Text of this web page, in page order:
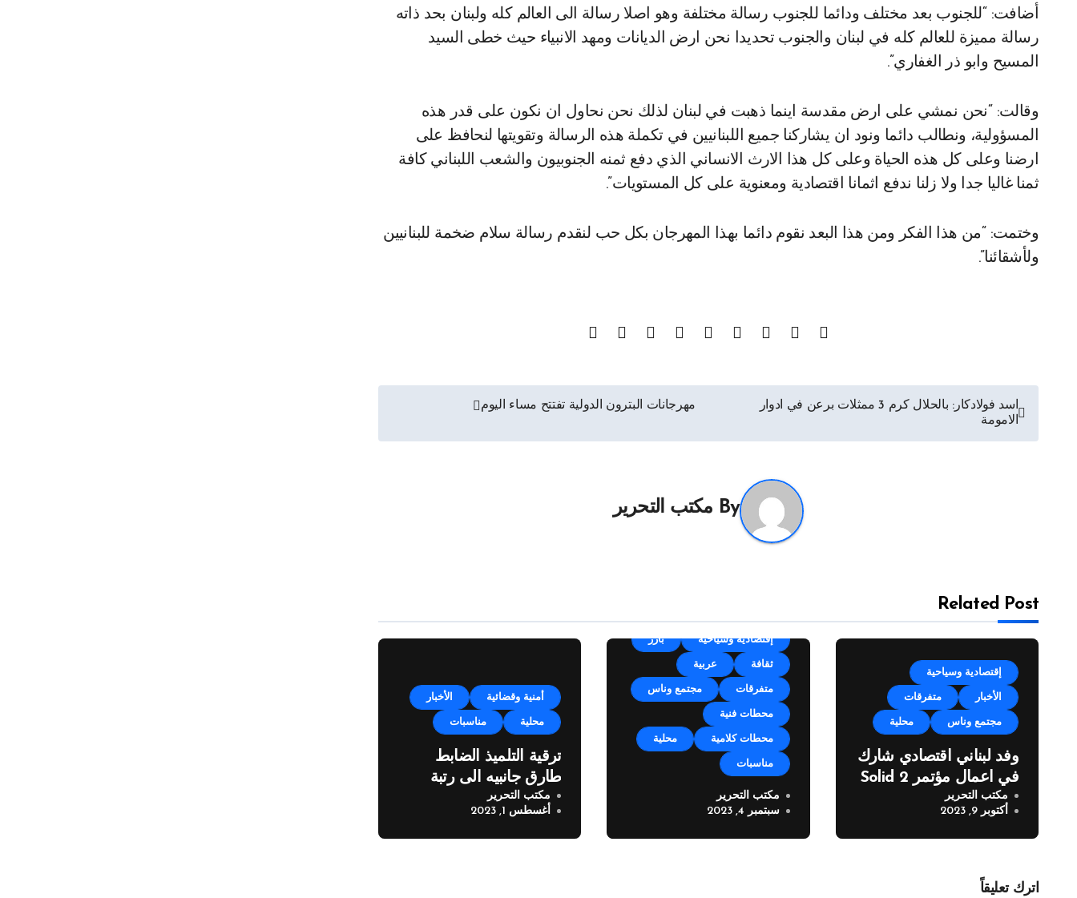
أضافت: “للجنوب بعد مختلف ودائما للجنوب رسالة مختلفة وهو اصلا رسالة الى العالم كله ولبنان بحد ذاته
رسالة مميزة للعالم كله في لبنان والجنوب تحديدا نحن ارض الديانات ومهد الانبياء حيث خطى السيد
المسيح وابو ذر الغفاري”.
وقالت: “نحن نمشي على ارض مقدسة اينما ذهبت في لبنان لذلك نحن نحاول ان نكون على قدر هذه
المسؤولية، ونطالب دائما ونود ان يشاركنا جميع اللبنانيين في تكملة هذه الرسالة وتقويتها لنحافظ على
ارضنا وعلى كل هذه الحياة وعلى كل هذا الارث الانساني الذي دفع ثمنه الجنوبيون والشعب اللبناني كافة
ثمنا غاليا جدا ولا زلنا ندفع اثمانا اقتصادية ومعنوية على كل المستويات”.
وختمت: “من هذا الفكر ومن هذا البعد نقوم دائما بهذا المهرجان بكل حب لنقدم رسالة سلام ضخمة للبنانيين
ولأشقائنا”.
تصفّح
المقالات
اسد فولادكار: بالحلال كرم 3 ممثلات برعن في ادوار
الامومة
مهرجانات البترون الدولية تفتتح مساء اليوم
By مكتب التحرير
Related Post
إقتصادية وسياحية
الأخبار متفرقات
مجتمع وناس محلية
وفد لبناني اقتصادي شارك
في اعمال مؤتمر Solid 2
مكتب التحرير
أكتوبر 9, 2023
إقتصادية وسياحية بارز
ثقافة عربية
متفرقات مجتمع وناس
محطات فنية
محطات كلامية محلية
مناسبات
مهرجان زوق مكايل “بلدتنا
العيد” في نسخته الرابعة
مكتب التحرير
سبتمبر 4, 2023
أمنية وقضائية الأخبار
محلية مناسبات
ترقية التلميذ الضابط
طارق جانبيه الى رتبة
ملازم
مكتب التحرير
أغسطس 1, 2023
اترك تعليقاً